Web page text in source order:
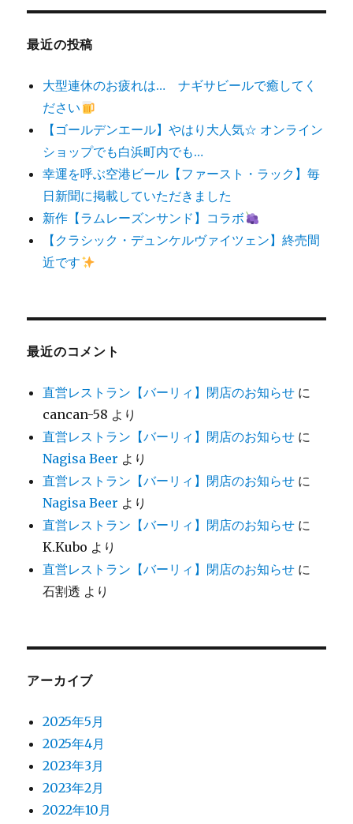
象:
最近の投稿
大型連休のお疲れは… ナギサビールで癒してく
ださい
【ゴールデンエール】やはり大人気☆ オンライン
ショップでも白浜町内でも…
幸運を呼ぶ空港ビール【ファースト・ラック】毎
日新聞に掲載していただきました
新作【ラムレーズンサンド】コラボ
【クラシック・デュンケルヴァイツェン】終売間
近です
最近のコメント
直営レストラン【バーリィ】閉店のお知らせ に
cancan-58 より
直営レストラン【バーリィ】閉店のお知らせ に
Nagisa Beer より
直営レストラン【バーリィ】閉店のお知らせ に
Nagisa Beer より
直営レストラン【バーリィ】閉店のお知らせ に
K.Kubo より
直営レストラン【バーリィ】閉店のお知らせ に
石割透 より
アーカイブ
2025年5月
2025年4月
2023年3月
2023年2月
2022年10月